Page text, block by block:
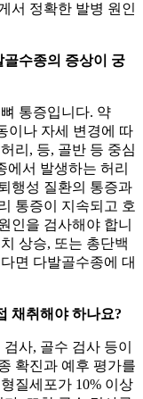
서 정확한 발병 원인
수종의 증상이 궁
통증입니다. 약
이나 자세 변경에 따
리, 등, 골반 등 중심
에서 발생하는 허리
행성 질환의 통증과
통증이 지속되고 호
인을 검사해야 합니
상승, 또는 총단백
면 다발골수종에 대
채취해야 하나요?
사, 골수 검사 등이
확진과 예후 평가를
질세포가 10% 이상